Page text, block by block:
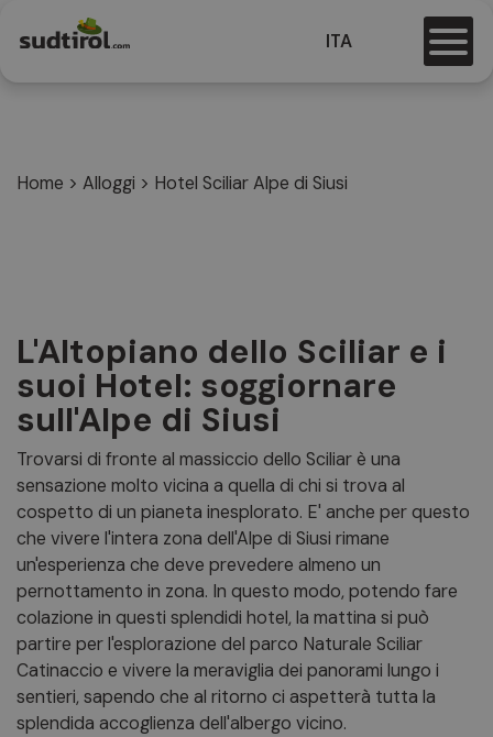
ITA
Home > Alloggi > Hotel Sciliar Alpe di Siusi
L'Altopiano dello Sciliar e i
suoi Hotel: soggiornare
sull'Alpe di Siusi
Trovarsi di fronte al massiccio dello Sciliar è una
sensazione molto vicina a quella di chi si trova al
cospetto di un pianeta inesplorato. E' anche per questo
che vivere l'intera zona dell'Alpe di Siusi rimane
un'esperienza che deve prevedere almeno un
pernottamento in zona. In questo modo, potendo fare
colazione in questi splendidi hotel, la mattina si può
partire per l'esplorazione del parco Naturale Sciliar
Catinaccio e vivere la meraviglia dei panorami lungo i
sentieri, sapendo che al ritorno ci aspetterà tutta la
splendida accoglienza dell'albergo vicino.